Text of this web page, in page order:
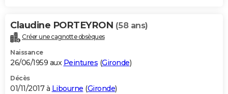
Claudine PORTEYRON (58 ans)
Créer une cagnotte obsèques
Naissance
26/06/1959 aux Peintures (Gironde)
Décès
01/11/2017 à Libourne (Gironde)